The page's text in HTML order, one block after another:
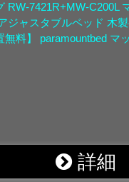
RW-7421R+MW-C200L
ジャスタブルベッド 木
無料】 paramountbed マ
詳細